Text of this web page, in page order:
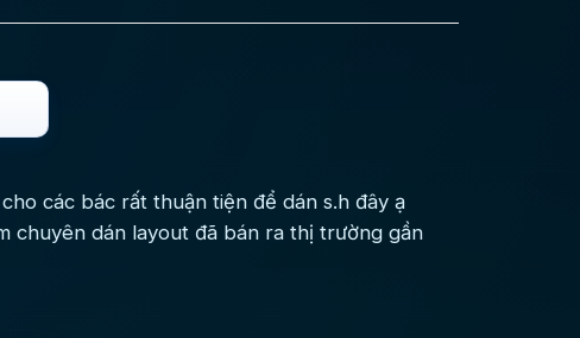
các bác rất thuận tiện để dán s.h đây ạ
chuyên dán layout đã bán ra thị trường gần